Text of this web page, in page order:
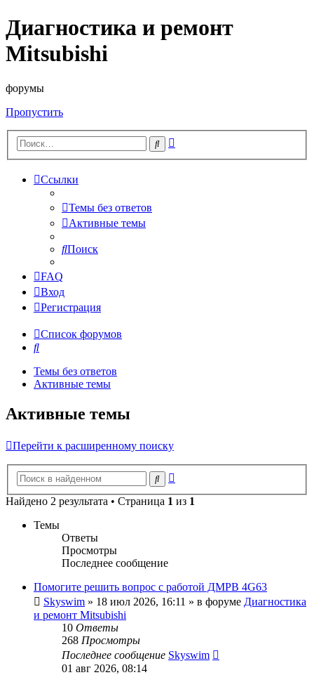
Диагностика и ремонт
Mitsubishi
форумы
Пропустить
Поиск
Ссылки
Темы без ответов
Активные темы
Поиск
FAQ
Вход
Регистрация
Список форумов
Поиск
Темы без ответов
Активные темы
Активные темы
Перейти к расширенному поиску
Поиск
Найдено 2 результата • Страница 1 из 1
Темы
Ответы
Просмотры
Последнее сообщение
Помогите решить вопрос с работой ДМРВ 4G63
Skyswim » 18 июл 2026, 16:11 » в форуме Диагностика
и ремонт Mitsubishi
10 Ответы
268 Просмотры
Последнее сообщение Skyswim
01 авг 2026, 08:14